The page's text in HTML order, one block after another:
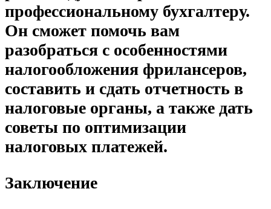
профессиональному бухгалтеру.
Он сможет помочь вам
разобраться с особенностями
налогообложения фрилансеров,
составить и сдать отчетность в
налоговые органы, а также дать
советы по оптимизации
налоговых платежей.
Заключение